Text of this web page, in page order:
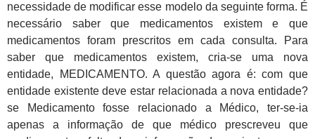
necessidade de modificar esse modelo da seguinte forma. É
necessário saber que medicamentos existem e que
medicamentos foram prescritos em cada consulta. Para
saber que medicamentos existem, cria-se uma nova
entidade, MEDICAMENTO. A questão agora é: com que
entidade existente deve estar relacionada a nova entidade?
se Medicamento fosse relacionado a Médico, ter-se-ia
apenas a informação de que médico prescreveu que